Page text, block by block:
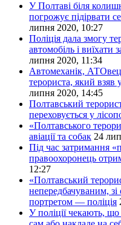
У Полтаві біля
погрожує підірвати
липня 2020, 10:27
Поліція дала змогу
автомобіль і
липня 2020, 11:34
Автомеханік,
терориста, який взяв
липня 2020, 14:45
Полтавський
переховується у
«Полтавського
авіації та собак 24
Під час затримання
правоохоронець
12:27
«Полтавський
непередбачуваним,
портретом — поліція
У поліції чекають,